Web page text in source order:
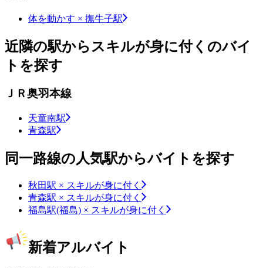
体を動かす × 撫牛子駅
近隣の駅からスキルが身に付くのバイ
トを探す
ＪＲ奥羽本線
天童南駅
青森駅
同一路線の人気駅からバイトを探す
秋田駅 × スキルが身に付く
青森駅 × スキルが身に付く
福島駅(福島) × スキルが身に付く
新着アルバイト